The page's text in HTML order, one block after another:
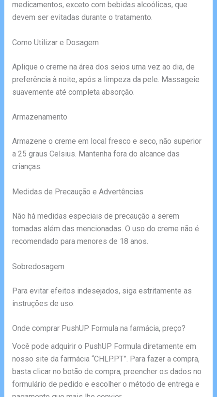
medicamentos, exceto com bebidas alcoólicas, que
devem ser evitadas durante o tratamento.
Como Utilizar e Dosagem
Aplique o creme na área dos seios uma vez ao dia, de
preferência à noite, após a limpeza da pele. Massageie
suavemente até completa absorção.
Armazenamento
Armazene o creme em local fresco e seco, não superior
a 25 graus Celsius. Mantenha fora do alcance das
crianças.
Medidas de Precaução e Advertências
Não há medidas especiais de precaução a serem
tomadas além das mencionadas. O uso do creme não é
recomendado para menores de 18 anos.
Sobredosagem
Para evitar efeitos indesejados, siga estritamente as
instruções de uso.
Onde comprar PushUP Formula na farmácia, preço?
Você pode adquirir o PushUP Formula diretamente em
nosso site da farmácia “CHLP.PT”. Para fazer a compra,
basta clicar no botão de compra, preencher os dados no
formulário de pedido e escolher o método de entrega e